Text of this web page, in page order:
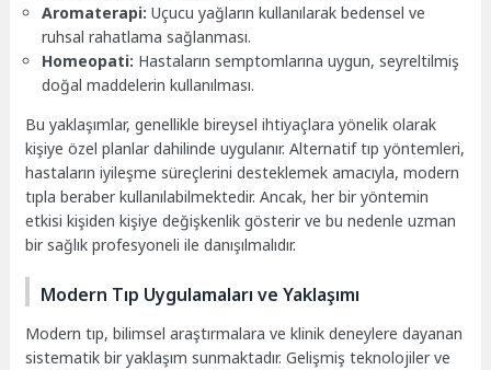
Aromaterapi: Uçucu yağların kullanılarak bedensel ve
ruhsal rahatlama sağlanması.
Homeopati: Hastaların semptomlarına uygun, seyreltilmiş
doğal maddelerin kullanılması.
Bu yaklaşımlar, genellikle bireysel ihtiyaçlara yönelik olarak
kişiye özel planlar dahilinde uygulanır. Alternatif tıp yöntemleri,
hastaların iyileşme süreçlerini desteklemek amacıyla, modern
tıpla beraber kullanılabilmektedir. Ancak, her bir yöntemin
etkisi kişiden kişiye değişkenlik gösterir ve bu nedenle uzman
bir sağlık profesyoneli ile danışılmalıdır.
Modern Tıp Uygulamaları ve Yaklaşımı
Modern tıp, bilimsel araştırmalara ve klinik deneylere dayanan
sistematik bir yaklaşım sunmaktadır. Gelişmiş teknolojiler ve